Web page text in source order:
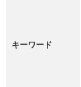
キーワード